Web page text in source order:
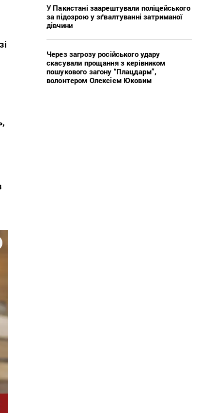
У Пакистані заарештували поліцейського
за підозрою у зґвалтуванні затриманої
дівчини
Через загрозу російського удару
скасували прощання з керівником
пошукового загону “Плацдарм”,
волонтером Олексієм Юковим